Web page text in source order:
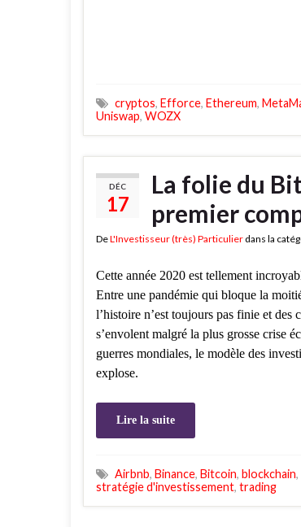
cryptos, Efforce, Ethereum,
Uniswap, WOZX
DÉC
17
La folie du
premier
DeL'Investisseur (très) Particulier dans la
Cette année 2020 est tellement
Entre une pandémie qui bloque la
l’histoire n’est toujours pas finie et des
s’envolent malgré la plus grosse crise
guerres mondiales, le modèle des
explose.
Lire la suite
Airbnb, Binance, Bitcoin, blockchain,
stratégie d'investissement, trading